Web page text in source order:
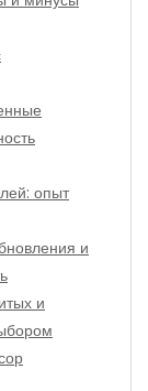
опыт
и
и